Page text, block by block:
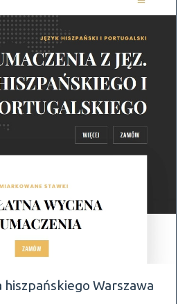
hiszpańskiego Warszawa